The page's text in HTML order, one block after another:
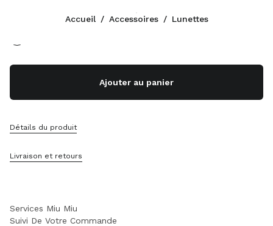
Verre Transparent Blue Ray
Ajouter au panier
Détails du produit
Livraison et retours
Accueil / Accessoires / Lunettes
+41 43 508 3668
Contacts
Sitemap
Services Miu Miu
Suivi De Votre Commande